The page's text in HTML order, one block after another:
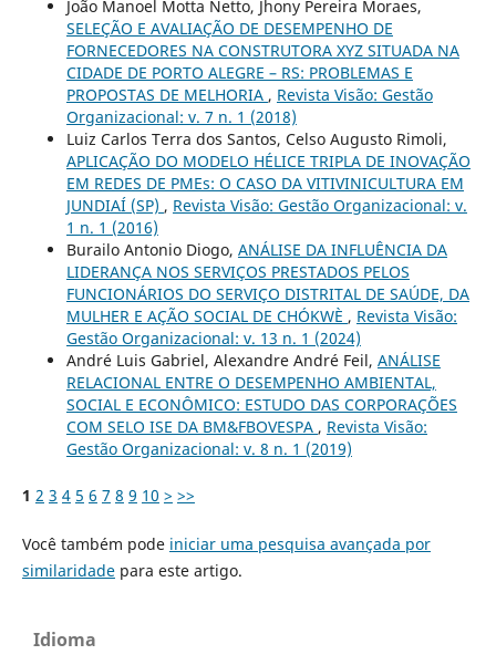
João Manoel Motta Netto, Jhony Pereira Moraes,
SELEÇÃO E AVALIAÇÃO DE DESEMPENHO DE
FORNECEDORES NA CONSTRUTORA XYZ SITUADA NA
CIDADE DE PORTO ALEGRE – RS: PROBLEMAS E
PROPOSTAS DE MELHORIA , Revista Visão: Gestão
Organizacional: v. 7 n. 1 (2018)
Luiz Carlos Terra dos Santos, Celso Augusto Rimoli,
APLICAÇÃO DO MODELO HÉLICE TRIPLA DE INOVAÇÃO
EM REDES DE PMEs: O CASO DA VITIVINICULTURA EM
JUNDIAÍ (SP) , Revista Visão: Gestão Organizacional: v.
1 n. 1 (2016)
Burailo Antonio Diogo, ANÁLISE DA INFLUÊNCIA DA
LIDERANÇA NOS SERVIÇOS PRESTADOS PELOS
FUNCIONÁRIOS DO SERVIÇO DISTRITAL DE SAÚDE, DA
MULHER E AÇÃO SOCIAL DE CHÓKWÈ , Revista Visão:
Gestão Organizacional: v. 13 n. 1 (2024)
André Luis Gabriel, Alexandre André Feil, ANÁLISE
RELACIONAL ENTRE O DESEMPENHO AMBIENTAL,
SOCIAL E ECONÔMICO: ESTUDO DAS CORPORAÇÕES
COM SELO ISE DA BM&FBOVESPA , Revista Visão:
Gestão Organizacional: v. 8 n. 1 (2019)
1 2 3 4 5 6 7 8 9 10 > >>
Você também pode iniciar uma pesquisa avançada por
similaridadepara este artigo.
Idioma